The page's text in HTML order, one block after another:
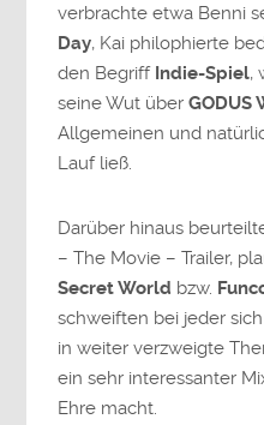
verbrachte etwa Benni
Day, Kai philophierte
den Begriff Indie-Spiel,
seine Wut überGODUS
Allgemeinen und
Lauf ließ.
Darüber hinaus
– The Movie – Trailer,
Secret World bzw.
schweiften bei jeder
in weiter verzweigte
ein sehr interessanter
Ehre macht.